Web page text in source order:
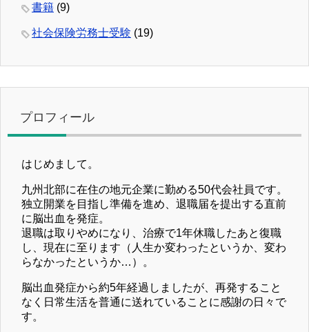
書籍 (9)
社会保険労務士受験 (19)
プロフィール
はじめまして。
九州北部に在住の地元企業に勤める50代会社員です。
独立開業を目指し準備を進め、退職届を提出する直前
に脳出血を発症。
退職は取りやめになり、治療で1年休職したあと復職
し、現在に至ります（人生か変わったというか、変わ
らなかったというか…）。
脳出血発症から約5年経過しましたが、再発すること
なく日常生活を普通に送れていることに感謝の日々で
す。